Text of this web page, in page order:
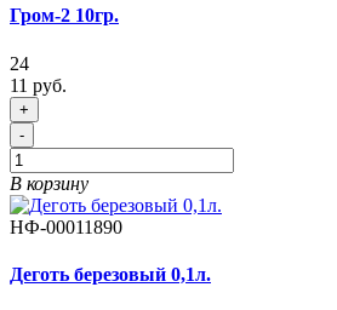
Гром-2 10гр.
24
11 руб.
+
-
В корзину
НФ-00011890
Деготь березовый 0,1л.